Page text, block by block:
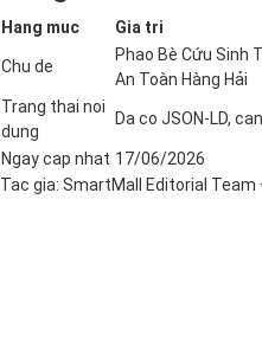
Hang muc Gia tri
Chu de
Phao Bè Cứu Sinh
An Toàn Hàng Hải
Trang thai noi
dung
Da co JSON-LD,
Ngay cap nhat 17/06/2026
Tac gia: SmartMall Editorial Team